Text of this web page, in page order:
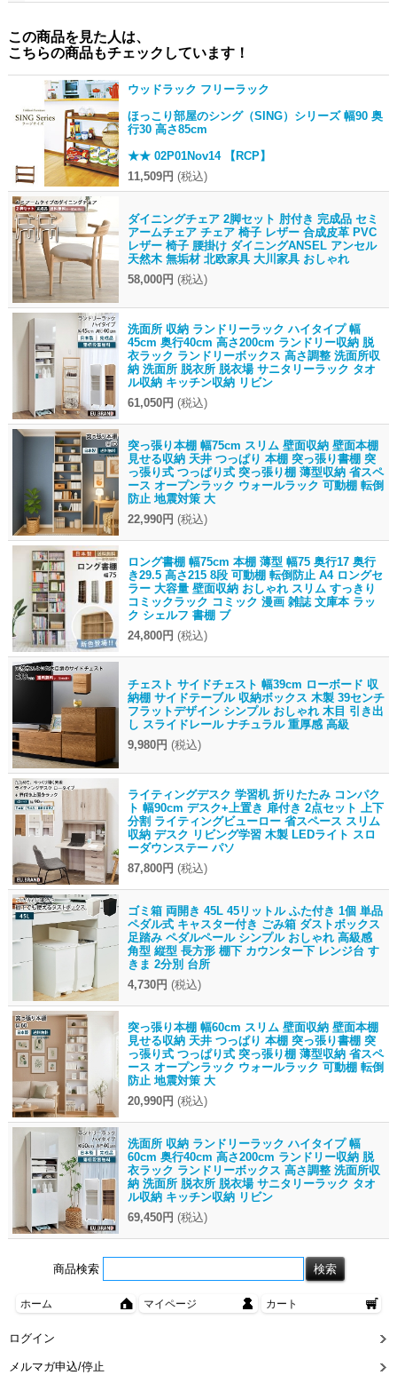
この商品を見た人は、
こちらの商品もチェックしています！
ウッドラック フリーラック
ほっこり部屋のシング（SING）シリーズ 幅90 奥
行30 高さ85cm
★★ 02P01Nov14 【RCP】
11,509円 (税込)
ダイニングチェア 2脚セット 肘付き 完成品 セミ
アームチェア チェア 椅子 レザー 合成皮革 PVC
レザー 椅子 腰掛け ダイニングANSEL アンセル
天然木 無垢材 北欧家具 大川家具 おしゃれ
58,000円 (税込)
洗面所 収納 ランドリーラック ハイタイプ 幅
45cm 奥行40cm 高さ200cm ランドリー収納 脱
衣ラック ランドリーボックス 高さ調整 洗面所収
納 洗面所 脱衣所 脱衣場 サニタリーラック タオ
ル収納 キッチン収納 リビン
61,050円 (税込)
突っ張り本棚 幅75cm スリム 壁面収納 壁面本棚
見せる収納 天井 つっぱり 本棚 突っ張り書棚 突
っ張り式 つっぱり式 突っ張り棚 薄型収納 省スペ
ース オープンラック ウォールラック 可動棚 転倒
防止 地震対策 大
22,990円 (税込)
ロング書棚 幅75cm 本棚 薄型 幅75 奥行17 奥行
き29.5 高さ215 8段 可動棚 転倒防止 A4 ロングセ
ラー 大容量 壁面収納 おしゃれ スリム すっきり
コミックラック コミック 漫画 雑誌 文庫本 ラッ
ク シェルフ 書棚 ブ
24,800円 (税込)
チェスト サイドチェスト 幅39cm ローボード 収
納棚 サイドテーブル 収納ボックス 木製 39センチ
フラットデザイン シンプル おしゃれ 木目 引き出
し スライドレール ナチュラル 重厚感 高級
9,980円 (税込)
ライティングデスク 学習机 折りたたみ コンパク
ト 幅90cm デスク+上置き 扉付き 2点セット 上下
分割 ライティングビューロー 省スペース スリム
収納 デスク リビング学習 木製 LEDライト スロ
ーダウンステー パソ
87,800円 (税込)
ゴミ箱 両開き 45L 45リットル ふた付き 1個 単品
ペダル式 キャスター付き ごみ箱 ダストボックス
足踏み ペダルペール シンプル おしゃれ 高級感
角型 縦型 長方形 棚下 カウンター下 レンジ台 す
きま 2分別 台所
4,730円 (税込)
突っ張り本棚 幅60cm スリム 壁面収納 壁面本棚
見せる収納 天井 つっぱり 本棚 突っ張り書棚 突
っ張り式 つっぱり式 突っ張り棚 薄型収納 省スペ
ース オープンラック ウォールラック 可動棚 転倒
防止 地震対策 大
20,990円 (税込)
洗面所 収納 ランドリーラック ハイタイプ 幅
60cm 奥行40cm 高さ200cm ランドリー収納 脱
衣ラック ランドリーボックス 高さ調整 洗面所収
納 洗面所 脱衣所 脱衣場 サニタリーラック タオ
ル収納 キッチン収納 リビン
69,450円 (税込)
商品検索
ホーム マイページ カート
ログイン
メルマガ申込/停止